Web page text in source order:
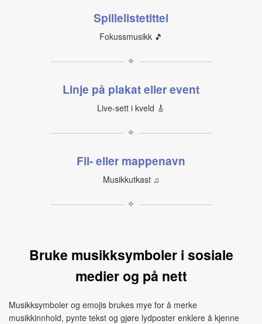
Spillelistetittel
Fokussmusikk 🎵
✧
Linje på plakat eller event
Live-sett i kveld 🎸
✧
Fil- eller mappenavn
Musikkutkast ♫
✧
Bruke musikksymboler i sosiale
medier og på nett
Musikksymboler og emojis brukes mye for å merke
musikkinnhold, pynte tekst og gjøre lydposter enklere å kjenne